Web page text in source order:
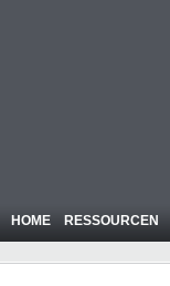
HOME RESSOURCEN